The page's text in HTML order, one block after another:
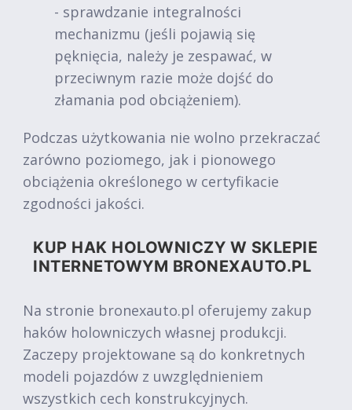
- sprawdzanie integralności
mechanizmu (jeśli pojawią się
pęknięcia, należy je zespawać, w
przeciwnym razie może dojść do
złamania pod obciążeniem).
Podczas użytkowania nie wolno przekraczać
zarówno poziomego, jak i pionowego
obciążenia określonego w certyfikacie
zgodności jakości.
KUP HAK HOLOWNICZY W SKLEPIE
INTERNETOWYM BRONEXAUTO.PL
Na stronie bronexauto.pl oferujemy zakup
haków holowniczych własnej produkcji.
Zaczepy projektowane są do konkretnych
modeli pojazdów z uwzględnieniem
wszystkich cech konstrukcyjnych.